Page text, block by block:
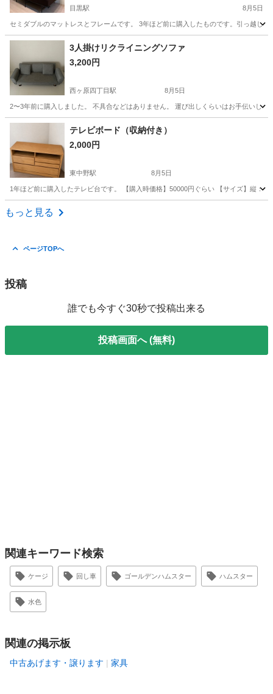
目黒駅 8月5日
セミダブルのマットレスとフレームです。 3年ほど前に購入したものです。引っ越し
東京 品川区 目黒駅 ベッド
3人掛けリクライニングソファ
3,200円
西ヶ原四丁目駅 8月5日
2〜3年前に購入しました。 不具合などはありません。 運び出しくらいはお手伝いし
東京 北区 西ヶ原四丁目駅 ソファ
テレビボード（収納付き）
2,000円
東中野駅 8月5日
1年ほど前に購入したテレビ台です。 【購入時価格】50000円ぐらい 【サイズ】縦：
東京 中野区
もっと見る
ページTOPへ
投稿
誰でも今すぐ30秒で投稿出来る
投稿画面へ (無料)
関連キーワード検索
ケージ 回し車 ゴールデンハムスター ハムスター
水色
関連の掲示板
中古あげます・譲ります 家具